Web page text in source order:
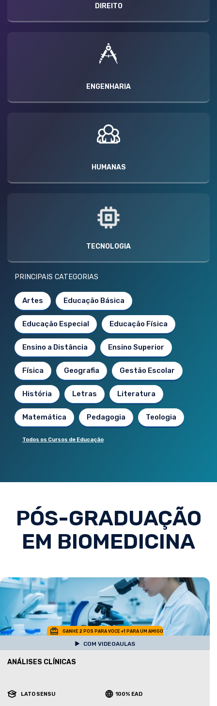
DIREITO
ENGENHARIA
HUMANAS
TECNOLOGIA
PRINCIPAIS CATEGORIAS
Artes Educação Básica
Educação Especial Educação Física
Ensino a Distância Ensino Superior
Física Geografia Gestão Escolar
História Letras Literatura
Matemática Pedagogia Teologia
Todos os Cursos de Educação
PÓS-GRADUAÇÃO
EM BIOMEDICINA
GANHE 2 POS PARA VOCE +1 PARA UM AMIGO
COM VIDEOAULAS
ANÁLISES CLÍNICAS
LATO SENSU 100% EAD